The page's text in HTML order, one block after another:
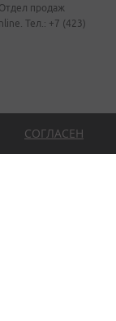
СОГЛАСЕН
продаж
Тел.: +7 (423)